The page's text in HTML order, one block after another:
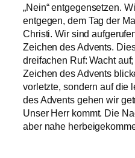
„Nein“ entgegensetzen.
entgegen, dem Tag der
Christi. Wir sind
Zeichen des Advents.
dreifachen Ruf: Wacht
Zeichen des Advents
vorletzte, sondern auf die
des Advents gehen wir
Unser Herr kommt. Die
aber nahe